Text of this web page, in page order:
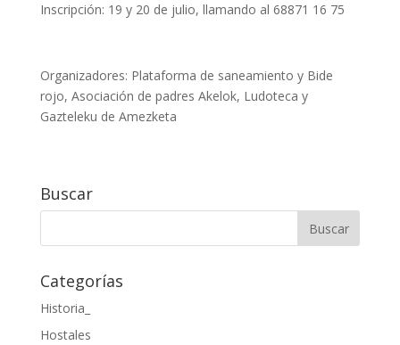
Inscripción: 19 y 20 de julio, llamando al 68871 16 75
Organizadores: Plataforma de saneamiento y Bide
rojo, Asociación de padres Akelok, Ludoteca y
Gazteleku de Amezketa
Buscar
Categorías
Historia_
Hostales